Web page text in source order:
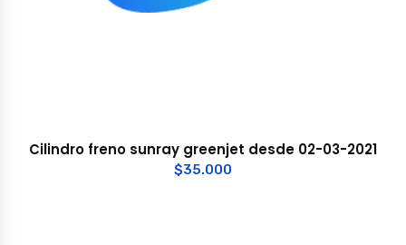
Cilindro freno sunray greenjet desde 02-03-2021
$35.000